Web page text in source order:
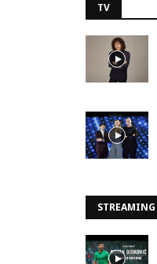
TV
STREAMING